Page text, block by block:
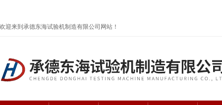
欢迎来到承德东海试验机制造有限公司网站！